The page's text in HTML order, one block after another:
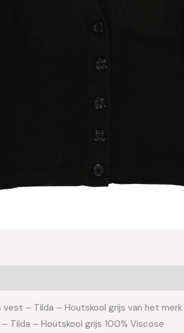
vest – Tilda – Houtskool grijs van het
Tilda – Houtskool grijs 100% Viscose